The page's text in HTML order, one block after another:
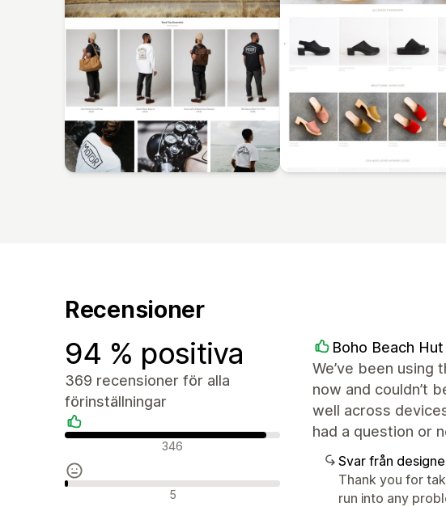
Recensioner
94 % positiva
369 recensioner för alla
förinställningar
Positiva recensioner
346
Neutrala recensioner
5
Boho Beach Hut
We’ve been
now and couldn’t
well across
had a question or
Svar från
Thank you for
run into any